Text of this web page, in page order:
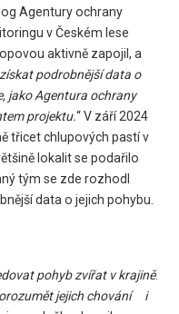
Agentury ochrany
v Českém lese
aktivně zapojil, a
podrobnější data o
jako Agentura ochrany
projektu.“ V září 2024
třicet chlupových pastí v
lokalit se podařilo
tým se zde rozhodl
data o jejich pohybu.
pohyb zvířat v krajině.
jejich chování i